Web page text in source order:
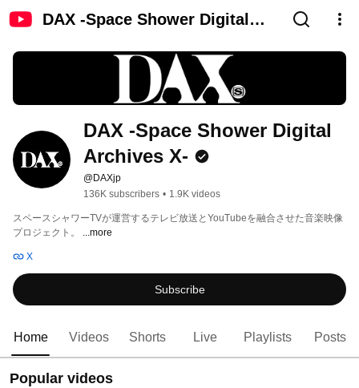
DAX -Space Shower Digital
DAX -Space Shower Digital
Archives X-
@DAXjp
136K subscribers • 1.9K videos
スペースシャワーTVが運営するテレビ放送とYouTubeを融合させた音楽映像
プロジェクト。 ...more
X
Subscribe
Home Videos Shorts Live Playlists Posts
Popular videos